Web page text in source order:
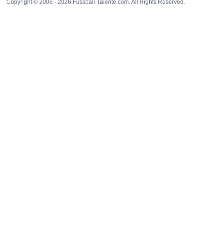
Copyright © 2006 - 2026 Fussball-Talente.com. All Rights Reserved.